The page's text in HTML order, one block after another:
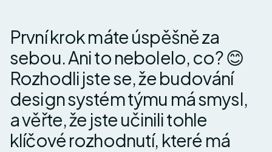
První krok máte úspěšně za
sebou. Ani to nebolelo, co? 😊
Rozhodli jste se, že budování
design systém týmu má smysl,
a věřte, že jste učinili tohle
klíčové rozhodnutí, které má